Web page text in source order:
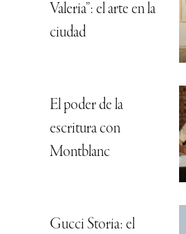
Valeria”: el arte en la
ciudad
El poder de la
escritura con
Montblanc
Gucci Storia: el